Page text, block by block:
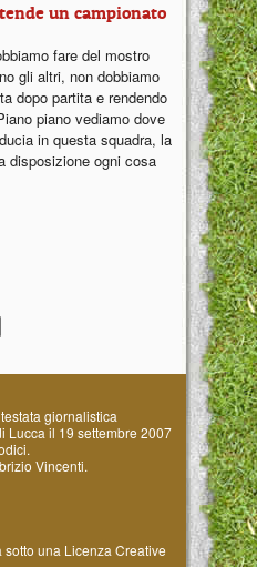
un campionato
fare del mostro
gli altri, non dobbiamo
dopo partita e rendendo
piano vediamo dove
in questa squadra, la
disposizione ogni cosa
giornalistica
Lucca il 19 settembre 2007
Vincenti.
sotto una Licenza Creative